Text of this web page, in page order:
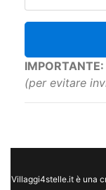
(per evitare
Villaggi4stelle.it è una